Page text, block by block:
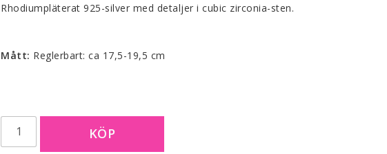
Rhodiumpläterat 925-silver med detaljer i cubic zirconia-sten.
Mått: Reglerbart: ca 17,5-19,5 cm
KÖP